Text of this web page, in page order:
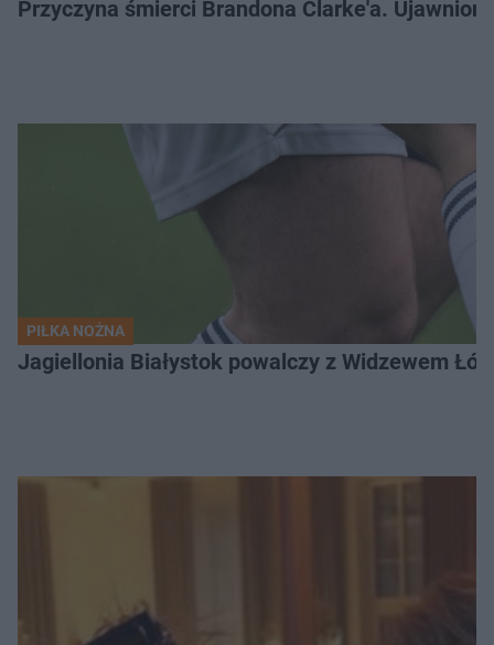
Przyczyna śmierci Brandona Clarke'a.
PIŁKA NOŻNA
Jagiellonia Białystok powalczy z Widzewem